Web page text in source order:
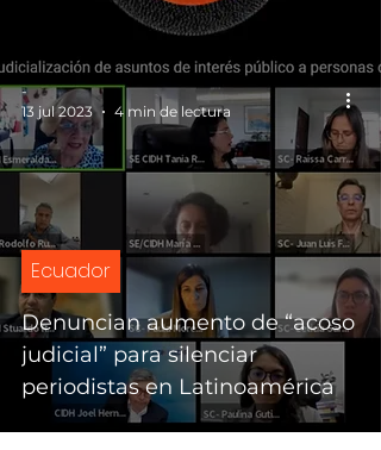
Denuncian aumento de “acoso
judicial” para silenciar
periodistas en Latinoamérica
Ecuador
-
13 jul 2023
4 min de lectura